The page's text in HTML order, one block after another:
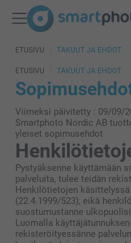
ETUSIVU TAKUUT JA EHDOT
ETUSIVU TAKUUT JA EHDOT
Viimeksi päivitetty : 09/09/
Smartphoto Nordic AB
yleiset sopimusehdot
Pystyäksenne käyttämään
palveluita, tulee teidän
Henkilötietojen
(22.4.1999/523), eikä
suostumustanne
Luomalla
rekisteröityessänne